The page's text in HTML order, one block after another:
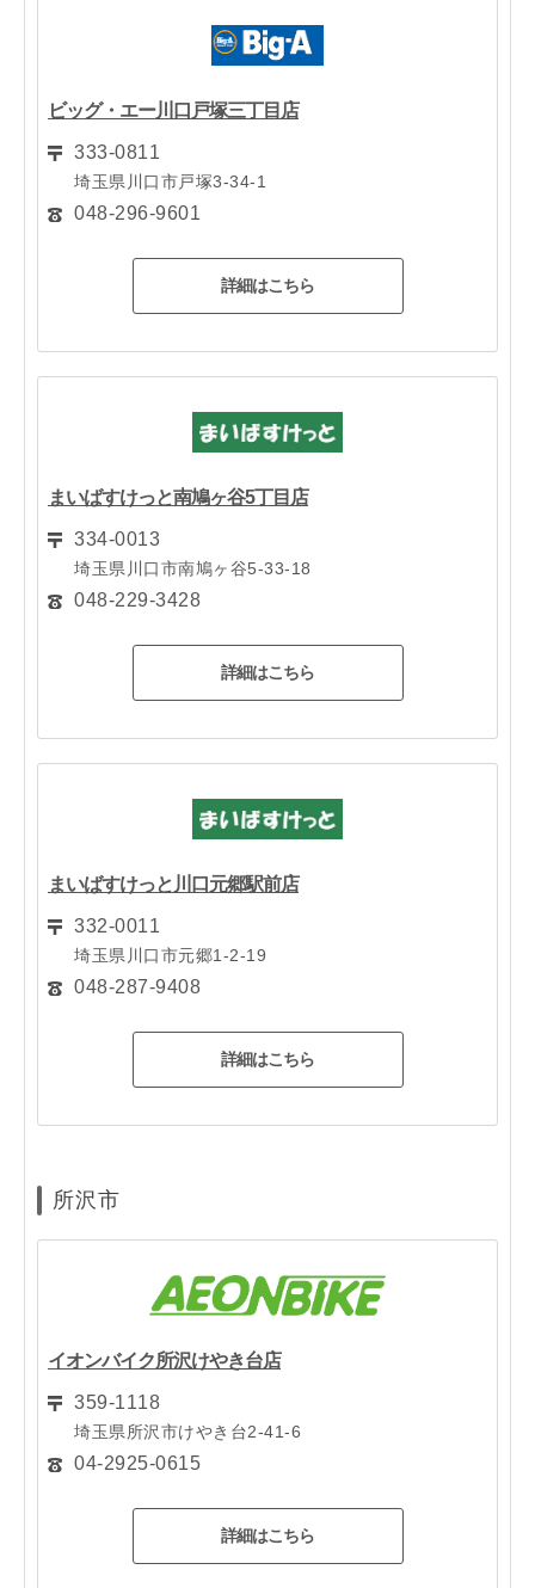
ビッグ・エー川口戸塚三丁目店
333-0811
埼玉県川口市戸塚3-34-1
048-296-9601
詳細はこちら
まいばすけっと南鳩ヶ谷5丁目店
334-0013
埼玉県川口市南鳩ヶ谷5-33-18
048-229-3428
詳細はこちら
まいばすけっと川口元郷駅前店
332-0011
埼玉県川口市元郷1-2-19
048-287-9408
詳細はこちら
所沢市
イオンバイク所沢けやき台店
359-1118
埼玉県所沢市けやき台2-41-6
04-2925-0615
詳細はこちら